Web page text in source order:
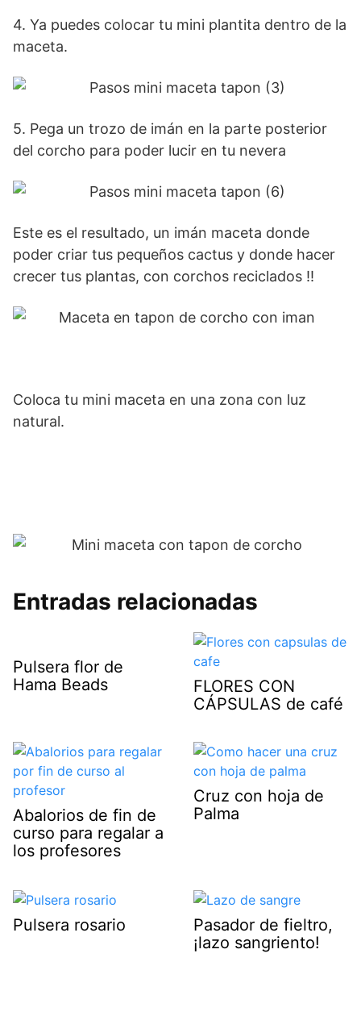
4. Ya puedes colocar tu mini plantita dentro de la
maceta.
5. Pega un trozo de imán en la parte posterior
del corcho para poder lucir en tu nevera
Este es el resultado, un imán maceta donde
poder criar tus pequeños cactus y donde hacer
crecer tus plantas, con corchos reciclados !!
Coloca tu mini maceta en una zona con luz
natural.
Entradas relacionadas
Pulsera flor de
Hama Beads
FLORES CON
CÁPSULAS de café
Abalorios de fin de
curso para regalar a
los profesores
Cruz con hoja de
Palma
Pulsera rosario
Pasador de fieltro,
¡lazo sangriento!